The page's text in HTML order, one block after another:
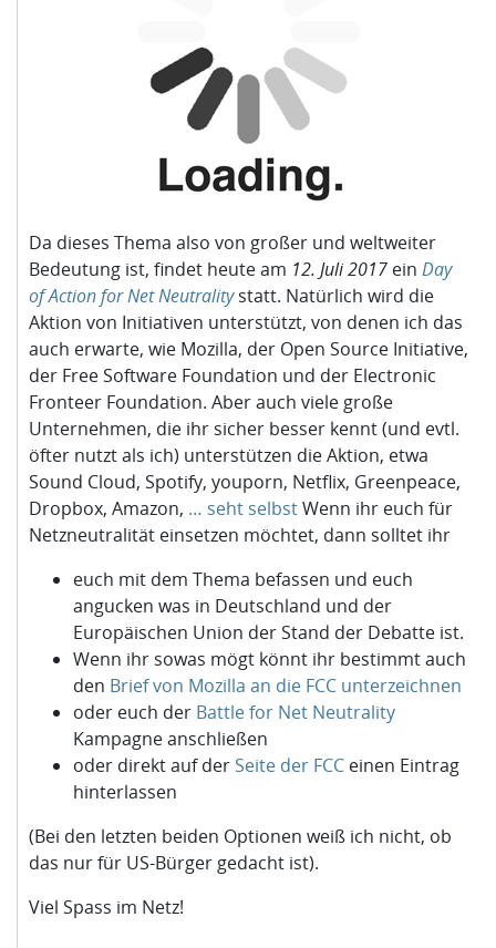
Da dieses Thema also von großer und weltweiter
Bedeutung ist, findet heute am 12. Juli 2017 ein Day
of Action for Net Neutralitystatt. Natürlich wird die
Aktion von Initiativen unterstützt, von denen ich das
auch erwarte, wie Mozilla, der Open Source Initiative,
der Free Software Foundation und der Electronic
Fronteer Foundation. Aber auch viele große
Unternehmen, die ihr sicher besser kennt (und evtl.
öfter nutzt als ich) unterstützen die Aktion, etwa
Sound Cloud, Spotify, youporn, Netflix, Greenpeace,
Dropbox, Amazon, … seht selbstWenn ihr euch für
Netzneutralität einsetzen möchtet, dann solltet ihr
euch mit dem Thema befassen und euch
angucken was in Deutschland und der
Europäischen Union der Stand der Debatte ist.
Wenn ihr sowas mögt könnt ihr bestimmt auch
den Brief von Mozilla an die FCC unterzeichnen
oder euch der Battle for Net Neutrality
Kampagne anschließen
oder direkt auf der Seite der FCC einen Eintrag
hinterlassen
(Bei den letzten beiden Optionen weiß ich nicht, ob
das nur für US-Bürger gedacht ist).
Viel Spass im Netz!